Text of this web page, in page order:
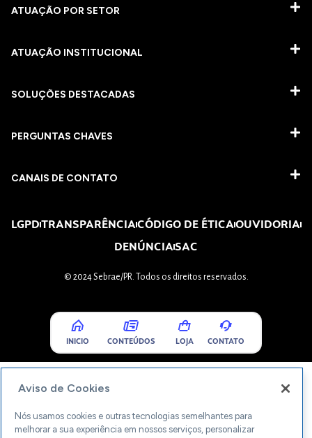
ATUAÇÃO POR SETOR
ATUAÇÃO INSTITUCIONAL
SOLUÇÕES DESTACADAS
PERGUNTAS CHAVES​
CANAIS DE CONTATO
LGPDTRANSPARÊNCIACÓDIGO DE ÉTICAOUVIDORIA
DENÚNCIASAC
© 2024 Sebrae/PR. Todos os direitos reservados.
INICIO CONTEÚDOS LOJA CONTATO
Aviso de Cookies
Nós usamos cookies e outras tecnologias semelhantes para
melhorar a sua experiência em nossos serviços, personalizar